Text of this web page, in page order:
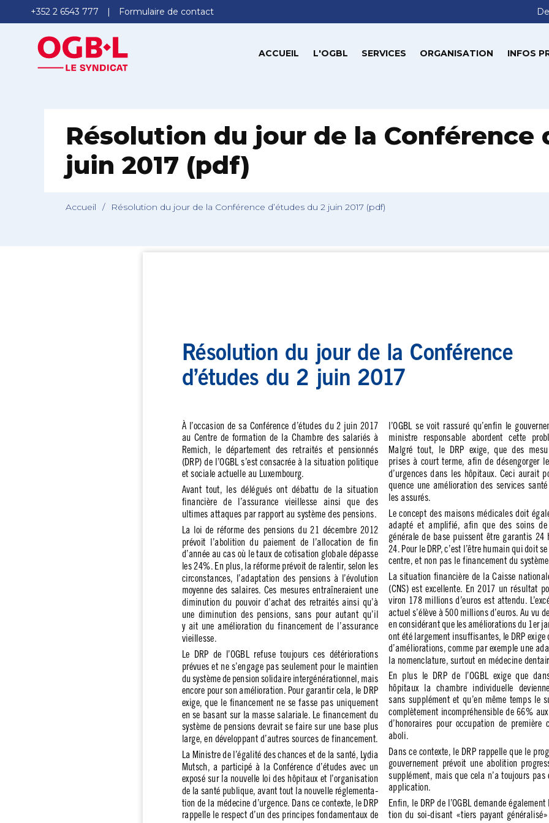
+352 2 6543 777 Formulaire de contact
ACCUEIL L'OGBL SERVICES ORGANISATION INFOS
Résolution du jour de la Conférence
juin 2017 (pdf)
Accueil / Résolution du jour de la Conférence d’études du 2 juin 2017 (pdf)